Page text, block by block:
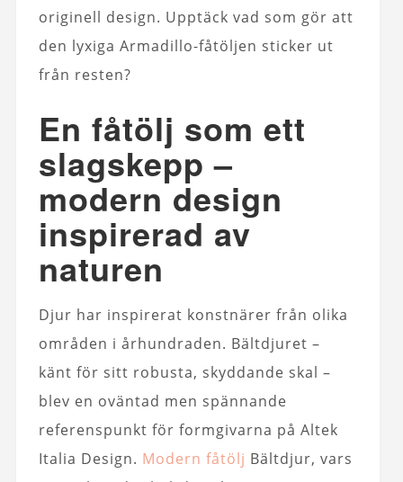
originell design. Upptäck vad som gör att
den lyxiga Armadillo-fåtöljen sticker ut
från resten?
En fåtölj som ett
slagskepp –
modern design
inspirerad av
naturen
Djur har inspirerat konstnärer från olika
områden i århundraden. Bältdjuret –
känt för sitt robusta, skyddande skal –
blev en oväntad men spännande
referenspunkt för formgivarna på Altek
Italia Design. Modern fåtölj Bältdjur, vars